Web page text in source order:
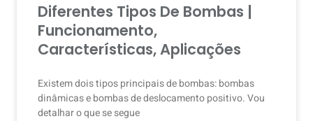
Diferentes Tipos De Bombas |
Funcionamento,
Características, Aplicações
Existem dois tipos principais de bombas: bombas
dinâmicas e bombas de deslocamento positivo. Vou
detalhar o que se segue